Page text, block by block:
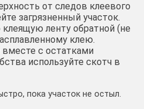
от следов клеевого
загрязненный участок.
ленту обратной (не
клею.
вместе с остатками
используйте скотч в
пока участок не остыл.